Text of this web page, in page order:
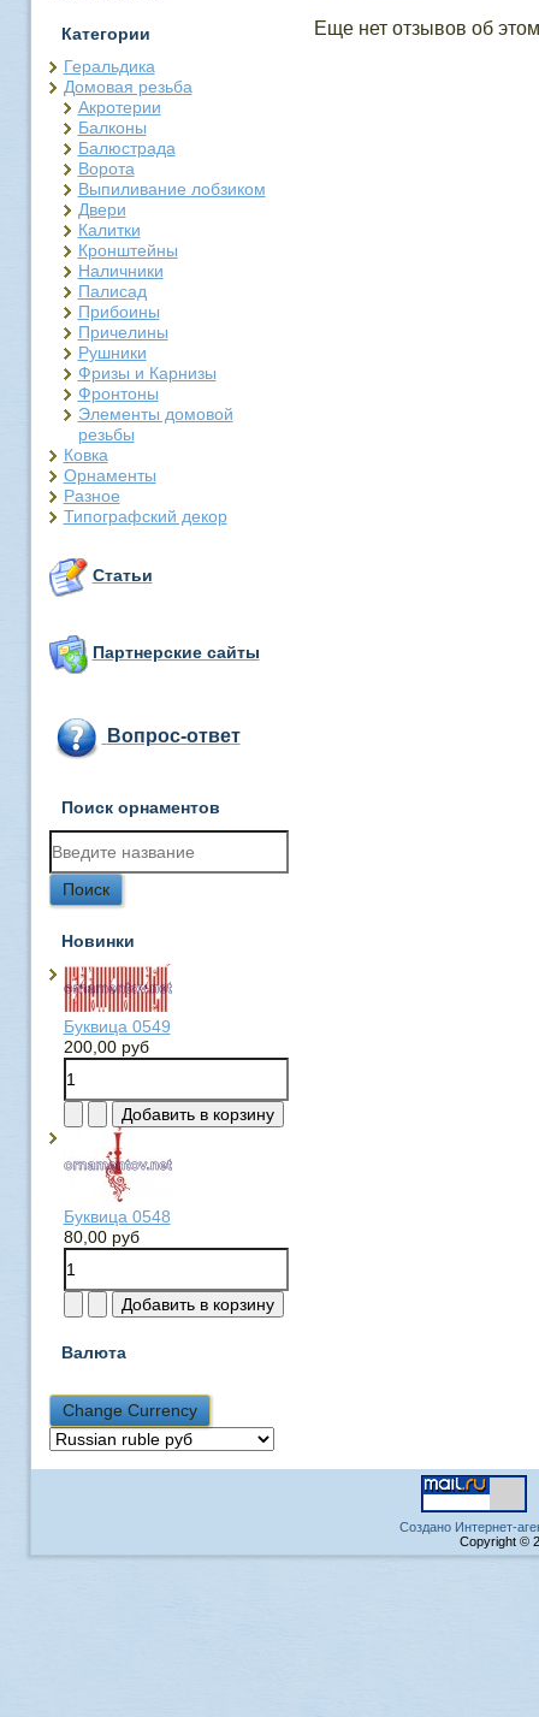
Категории
Геральдика
Домовая резьба
Акротерии
Балконы
Балюстрада
Ворота
Выпиливание лобзиком
Двери
Калитки
Кронштейны
Наличники
Палисад
Прибоины
Причелины
Рушники
Фризы и Карнизы
Фронтоны
Элементы домовой
резьбы
Ковка
Орнаменты
Разное
Типографский декор
Статьи
Партнерские сайты
Вопрос-ответ
Поиск орнаментов
Новинки
Буквица 0549
200,00 руб
Буквица 0548
80,00 руб
Валюта
Еще нет отзывов об
Создано Интернет-
Copyright ©